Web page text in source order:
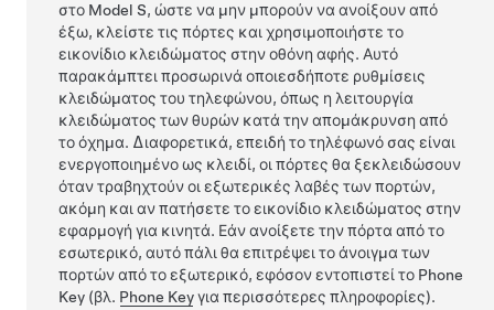
στο Model S, ώστε να μην μπορούν να ανοίξουν από
έξω, κλείστε τις πόρτες και χρησιμοποιήστε το
εικονίδιο κλειδώματος στην οθόνη αφής. Αυτό
παρακάμπτει προσωρινά οποιεσδήποτε ρυθμίσεις
κλειδώματος του τηλεφώνου, όπως η λειτουργία
κλειδώματος των θυρών κατά την απομάκρυνση από
το όχημα. Διαφορετικά, επειδή το τηλέφωνό σας είναι
ενεργοποιημένο ως κλειδί, οι πόρτες θα ξεκλειδώσουν
όταν τραβηχτούν οι εξωτερικές λαβές των πορτών,
ακόμη και αν πατήσετε το εικονίδιο κλειδώματος στην
εφαρμογή για κινητά. Εάν ανοίξετε την πόρτα από το
εσωτερικό, αυτό πάλι θα επιτρέψει το άνοιγμα των
πορτών από το εξωτερικό, εφόσον εντοπιστεί το Phone
Key (βλ. Phone Keyγια περισσότερες πληροφορίες).